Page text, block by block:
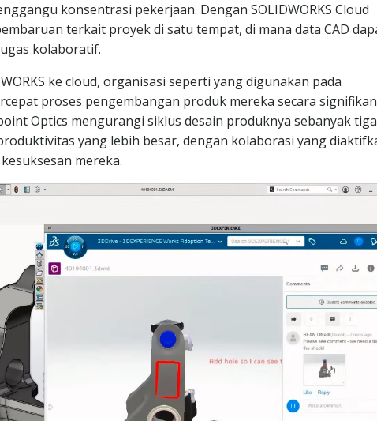
konsentrasi pekerjaan. Dengan SOLIDWORKS Cloud
terkait proyek di satu tempat, di mana data CAD
kolaboratif.
ke cloud, organisasi seperti yang digunakan pada
proses pengembangan produk mereka secara
Optics mengurangi siklus desain produknya sebanyak tiga
yang lebih besar, dengan kolaborasi yang
mereka.